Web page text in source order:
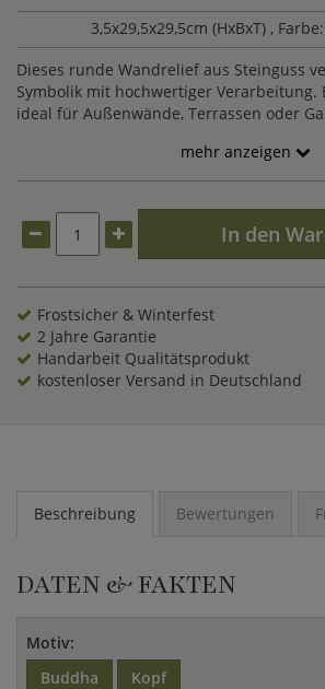
3,5x29,5x29,5cm (HxBxT) ,
Dieses runde Wandrelief aus Steinguss
Symbolik mit hochwertiger Verarbeitung.
ideal für Außenwände, Terrassen oder
mehr anzeigen
In den
Frostsicher & Winterfest
2 Jahre Garantie
Handarbeit Qualitätsprodukt
kostenloser Versand in Deutschland
Beschreibung Bewertungen
DATEN & FAKTEN
Motiv:
Buddha
Kopf